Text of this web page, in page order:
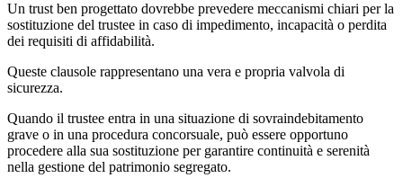
Un trust ben progettato dovrebbe prevedere meccanismi chiari per la
sostituzione del trustee in caso di impedimento, incapacità o perdita
dei requisiti di affidabilità.
Queste clausole rappresentano una vera e propria valvola di
sicurezza.
Quando il trustee entra in una situazione di sovraindebitamento
grave o in una procedura concorsuale, può essere opportuno
procedere alla sua sostituzione per garantire continuità e serenità
nella gestione del patrimonio segregato.